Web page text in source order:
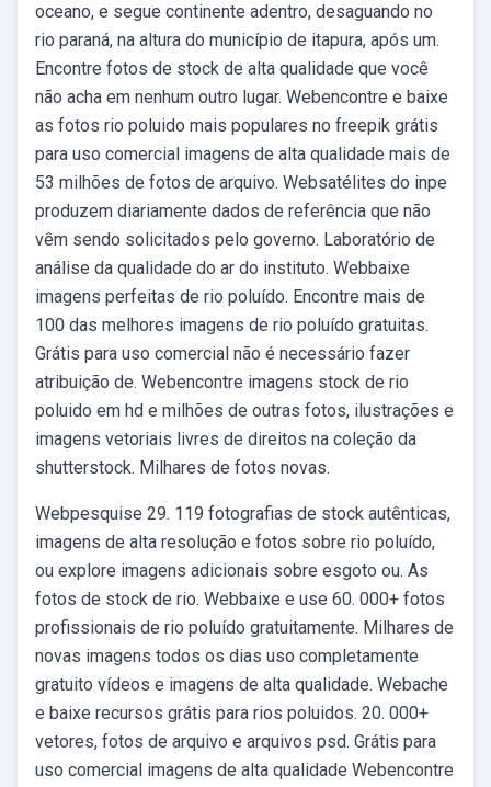
oceano, e segue continente adentro, desaguando no
rio paraná, na altura do município de itapura, após um.
Encontre fotos de stock de alta qualidade que você
não acha em nenhum outro lugar. Webencontre e baixe
as fotos rio poluido mais populares no freepik grátis
para uso comercial imagens de alta qualidade mais de
53 milhões de fotos de arquivo. Websatélites do inpe
produzem diariamente dados de referência que não
vêm sendo solicitados pelo governo. Laboratório de
análise da qualidade do ar do instituto. Webbaixe
imagens perfeitas de rio poluído. Encontre mais de
100 das melhores imagens de rio poluído gratuitas.
Grátis para uso comercial não é necessário fazer
atribuição de. Webencontre imagens stock de rio
poluido em hd e milhões de outras fotos, ilustrações e
imagens vetoriais livres de direitos na coleção da
shutterstock. Milhares de fotos novas.
Webpesquise 29. 119 fotografias de stock autênticas,
imagens de alta resolução e fotos sobre rio poluído,
ou explore imagens adicionais sobre esgoto ou. As
fotos de stock de rio. Webbaixe e use 60. 000+ fotos
profissionais de rio poluído gratuitamente. Milhares de
novas imagens todos os dias uso completamente
gratuito vídeos e imagens de alta qualidade. Webache
e baixe recursos grátis para rios poluidos. 20. 000+
vetores, fotos de arquivo e arquivos psd. Grátis para
uso comercial imagens de alta qualidade Webencontre